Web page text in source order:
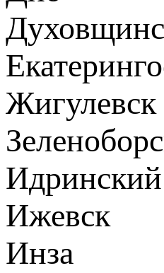
Жигулевск
Ижевск
Инза